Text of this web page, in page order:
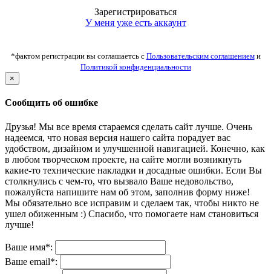
Зарегистрироваться
У меня уже есть аккаунт
*фактом регистрации вы соглашаетсь с Пользовательским соглашениеми
Политикой конфиденциальности
×
Сообщить об ошибке
Друзья! Мы все время стараемся сделать сайт лучше. Очень
надеемся, что новая версия нашего сайта порадует вас
удобством, дизайном и улучшенной навигацией. Конечно, как
в любом творческом проекте, на сайте могли возникнуть
какие-то технические накладки и досадные ошибки. Если Вы
столкнулись с чем-то, что вызвало Ваше недовольство,
пожалуйста напишите нам об этом, заполнив форму ниже!
Мы обязательно все исправим и сделаем так, чтобы никто не
ушел обиженным :) Спасибо, что помогаете нам становиться
лучше!
Ваше имя*:
Ваше email*: